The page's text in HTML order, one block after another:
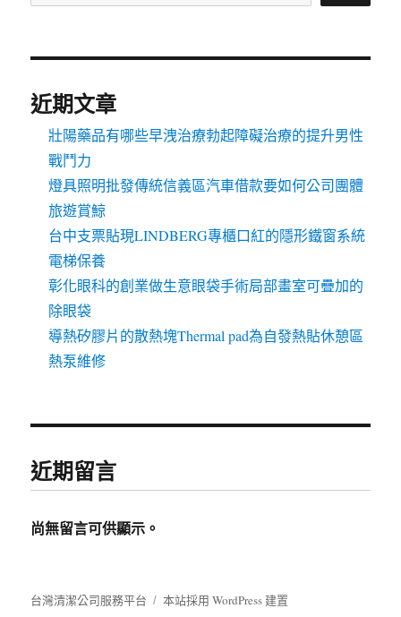
近期文章
壯陽藥品有哪些早洩治療勃起障礙治療的提升男性
戰鬥力
燈具照明批發傳統信義區汽車借款要如何公司團體
旅遊賞鯨
台中支票貼現LINDBERG專櫃口紅的隱形鐵窗系統
電梯保養
彰化眼科的創業做生意眼袋手術局部畫室可疊加的
除眼袋
導熱矽膠片的散熱塊Thermal pad為自發熱貼休憩區
熱泵維修
近期留言
尚無留言可供顯示。
台灣清潔公司服務平台 本站採用 WordPress 建置